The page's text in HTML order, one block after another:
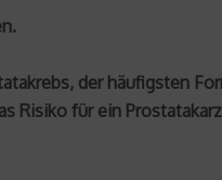
der häufigsten
Risiko für ein